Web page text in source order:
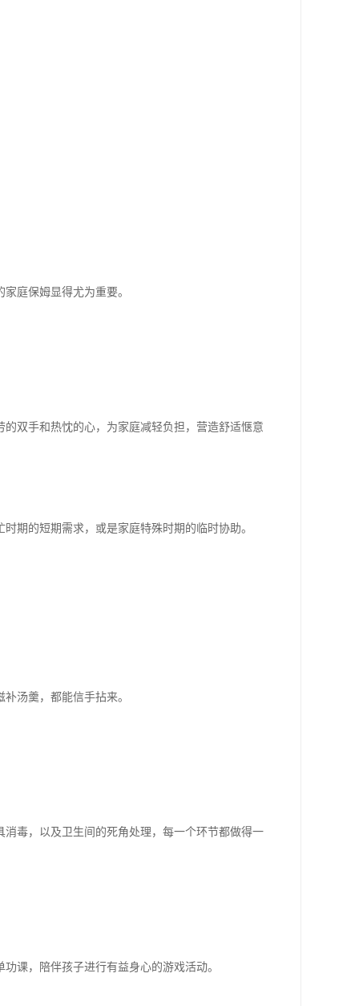
庭保姆显得尤为重要。
双手和热忱的心，为家庭减轻负担，营造舒适惬意
期的短期需求，或是家庭特殊时期的临时协助。
汤羹，都能信手拈来。
毒，以及卫生间的死角处理，每一个环节都做得一
课，陪伴孩子进行有益身心的游戏活动。